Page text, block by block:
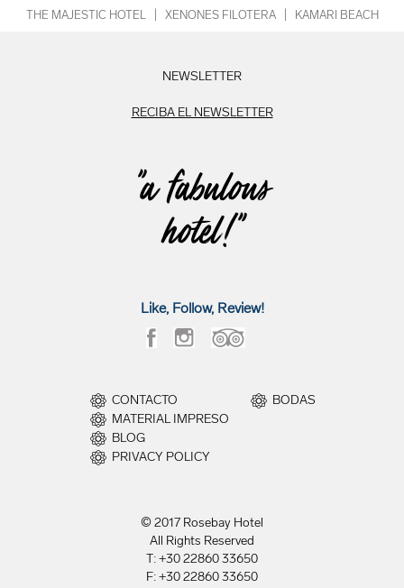
THE MAJESTIC HOTEL
XENONES FILOTERA KAMARI BEACH
NEWSLETTER
RECIBA EL NEWSLETTER
"a fabulous
hotel!"
Like, Follow, Review!
CONTACTO
MATERIAL IMPRESO
BLOG
PRIVACY POLICY
BODAS
© 2017 Rosebay Hotel
All Rights Reserved
T: +30 22860 33650
F: +30 22860 33650